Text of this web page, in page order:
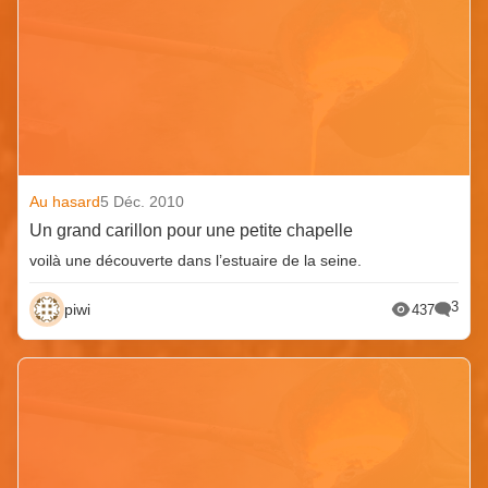
Au hasard5 Déc. 2010
Un grand carillon pour une petite chapelle
voilà une découverte dans l’estuaire de la seine.
piwi 437 3